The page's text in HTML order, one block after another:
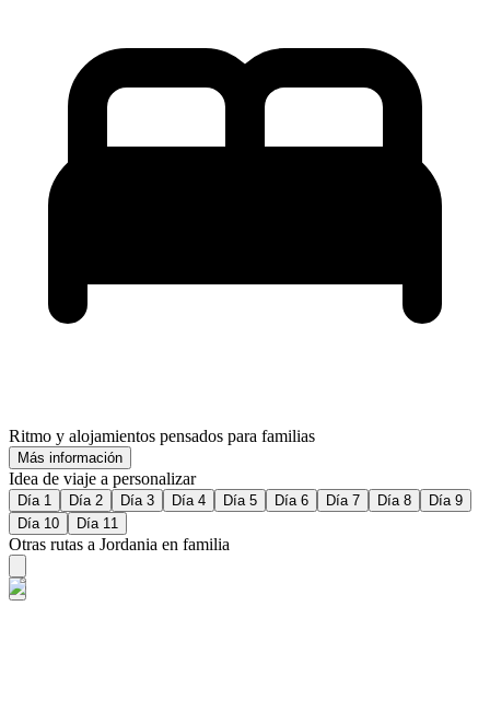
Ritmo y alojamientos pensados para familias
Más información
Idea de viaje a personalizar
Día 1 Día 2 Día 3 Día 4 Día 5 Día 6 Día 7 Día 8
Día 9
Día 10
Día 11
Otras rutas a Jordania en familia